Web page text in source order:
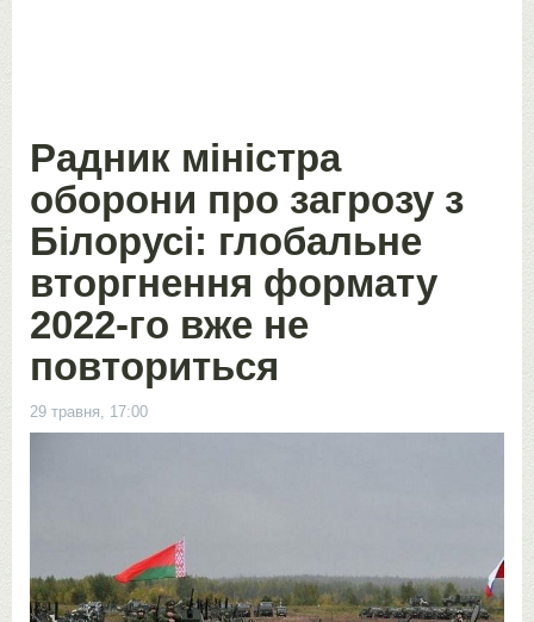
Радник міністра
оборони про загрозу з
Білорусі: глобальне
вторгнення формату
2022-го вже не
повториться
29 травня, 17:00